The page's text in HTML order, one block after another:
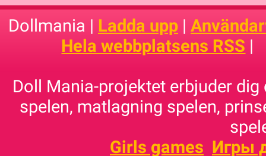
Dollmania | Ladda upp |
Hela webbplatsens RSS |
Doll Mania-projektet erbjuder
spelen, matlagning spelen,
Girls games Игры